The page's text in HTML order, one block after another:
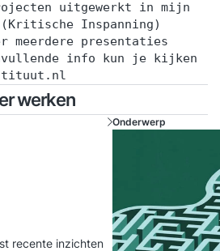
uitgewerkt in mijn
Inspanning)
meerdere presentaties
info kun je kijken
werken
recente inzichten
Onderwerp